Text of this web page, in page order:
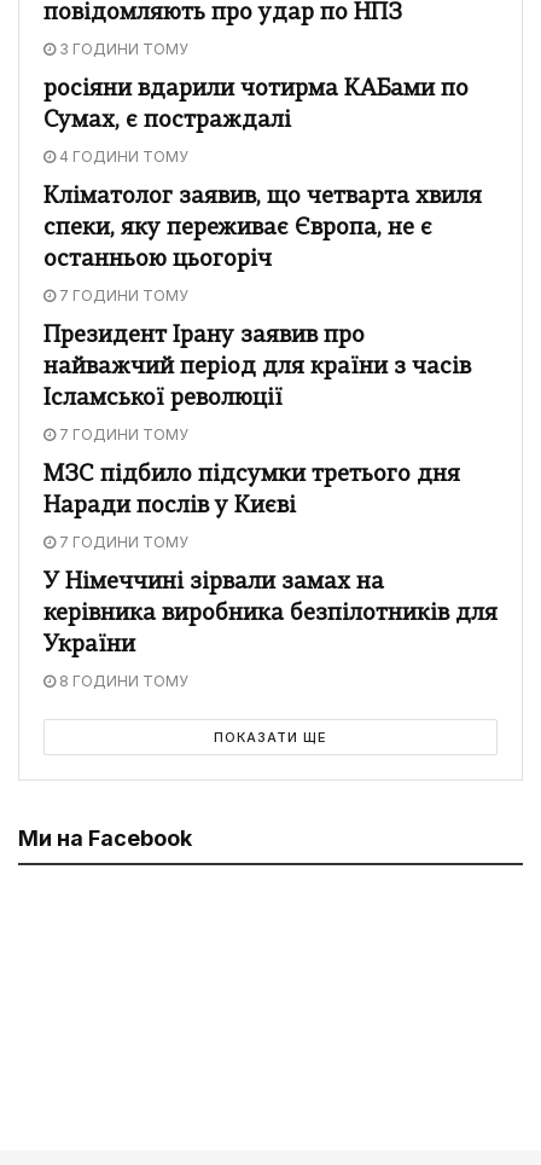
повідомляють про удар по НПЗ
3 ГОДИНИ ТОМУ
росіяни вдарили чотирма КАБами по
Сумах, є постраждалі
4 ГОДИНИ ТОМУ
Кліматолог заявив, що четварта хвиля
спеки, яку переживає Європа, не є
останньою цьогоріч
7 ГОДИНИ ТОМУ
Президент Ірану заявив про
найважчий період для країни з часів
Ісламської революції
7 ГОДИНИ ТОМУ
МЗС підбило підсумки третього дня
Наради послів у Києві
7 ГОДИНИ ТОМУ
У Німеччині зірвали замах на
керівника виробника безпілотників для
України
8 ГОДИНИ ТОМУ
ПОКАЗАТИ ЩЕ
Ми на Facebook